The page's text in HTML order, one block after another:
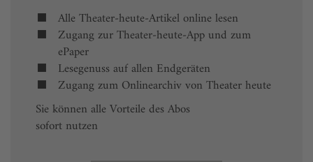
Alle Theater-heute-Artikel online lesen
Zugang zur Theater-heute-App und zum
ePaper
Lesegenuss auf allen Endgeräten
Zugang zum Onlinearchiv von Theater heute
Sie können alle Vorteile des Abos
sofort nutzen